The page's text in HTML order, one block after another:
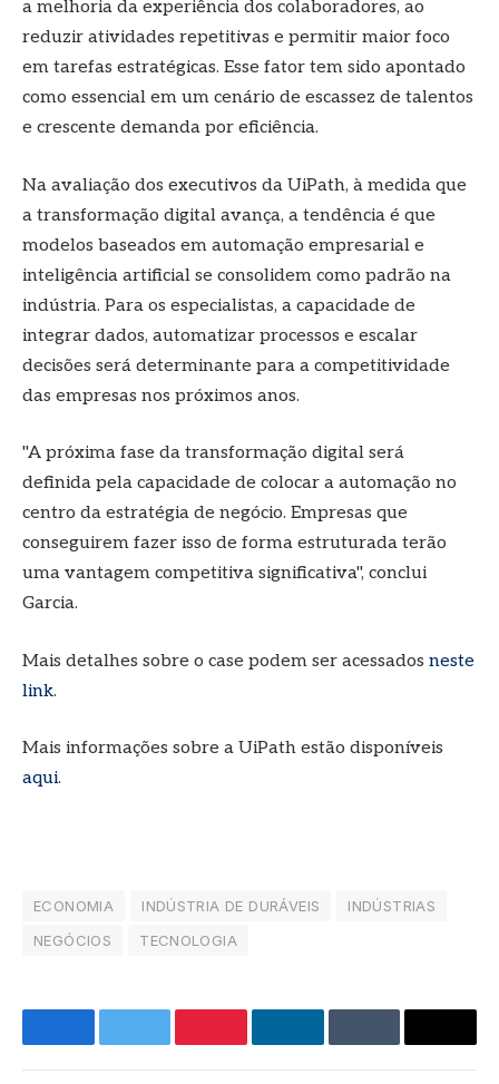
a melhoria da experiência dos colaboradores, ao
reduzir atividades repetitivas e permitir maior foco
em tarefas estratégicas. Esse fator tem sido apontado
como essencial em um cenário de escassez de talentos
e crescente demanda por eficiência.
Na avaliação dos executivos da UiPath, à medida que
a transformação digital avança, a tendência é que
modelos baseados em automação empresarial e
inteligência artificial se consolidem como padrão na
indústria. Para os especialistas, a capacidade de
integrar dados, automatizar processos e escalar
decisões será determinante para a competitividade
das empresas nos próximos anos.
"A próxima fase da transformação digital será
definida pela capacidade de colocar a automação no
centro da estratégia de negócio. Empresas que
conseguirem fazer isso de forma estruturada terão
uma vantagem competitiva significativa", conclui
Garcia.
Mais detalhes sobre o case podem ser acessados neste
link.
Mais informações sobre a UiPath estão disponíveis
aqui.
ECONOMIA INDÚSTRIA DE DURÁVEIS
INDÚSTRIAS
NEGÓCIOS
TECNOLOGIA
FacebookTwitter PinterestLinkedInTumblr E-